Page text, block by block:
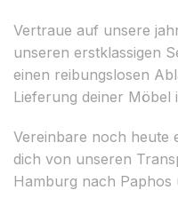
Vertraue auf unsere
unseren erstklassigen
einen reibungslosen
Lieferung deiner Möbel
Vereinbare noch heute
dich von unseren
Hamburg nach Paphos